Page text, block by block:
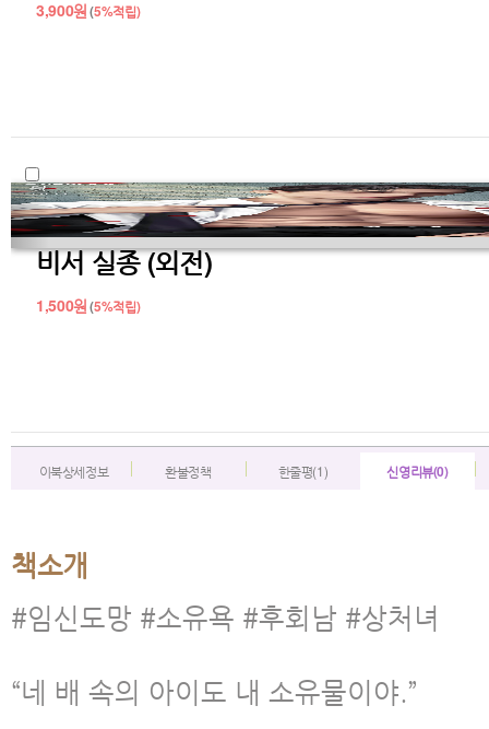
3,900원(5%적립)
비서 실종 (외전)
1,500원(5%적립)
이북상세정보 환불정책 한줄평(1) 신영리뷰(0)
책소개
#임신도망 #소유욕 #후회남 #상처녀
“네 배 속의 아이도 내 소유물이야.”